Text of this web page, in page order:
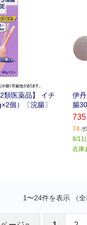
類医薬品】 イチ
個）〔浣腸〕
伊
腸
735
74
8/
在庫
1〜24件を表示 （全